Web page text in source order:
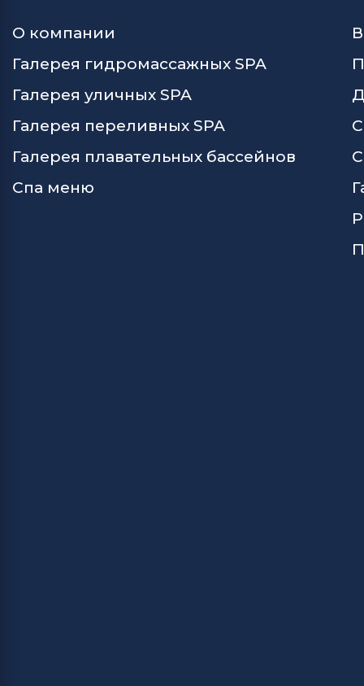
О компании
Галерея гидромассажных SPA
Галерея уличных SPA
Галерея переливных SPA
Галерея плавательных бассейнов
Спа меню